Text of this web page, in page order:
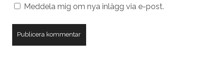
Meddela mig om nya inlägg via e-post.